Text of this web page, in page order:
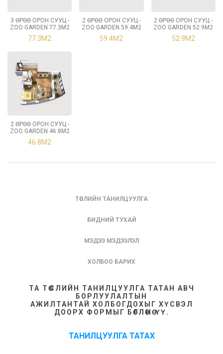
3 ӨРӨӨ ОРОН СУУЦ -
ZOO GARDEN 77.3М2
77.3М2
2 ӨРӨӨ ОРОН СУУЦ -
ZOO GARDEN 59.4М2
59.4М2
2 ӨРӨӨ ОРОН СУУЦ -
ZOO GARDEN 52.9М2
52.9М2
2 ӨРӨӨ ОРОН СУУЦ -
ZOO GARDEN 46.8М2
46.8М2
ТӨСЛИЙН ТАНИЛЦУУЛГА
БИДНИЙ ТУХАЙ
МЭДЭЭ МЭДЭЭЛЭЛ
ХОЛБОО БАРИХ
ТА ТӨСЛИЙН ТАНИЛЦУУЛГА ТАТАН АВЧ
БОРЛУУЛАЛТЫН
АЖИЛТАНТАЙ ХОЛБОГДОХЫГ ХҮСВЭЛ
ДООРХ ФОРМЫГ БӨГЛӨНӨ ҮҮ.
ТАНИЛЦУУЛГА ТАТАХ